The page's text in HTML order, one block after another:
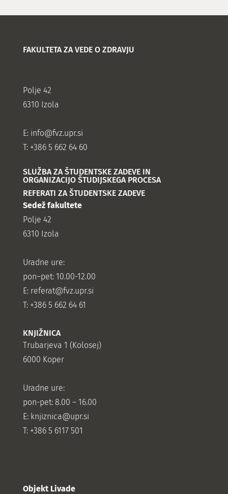
FAKULTETA ZA VEDE O ZDRAVJU
Polje 42
6310 Izola
E: info@fvz.upr.si
T: +386 5 662 64 60
SLUŽBA ZA ŠTUDENTSKE ZADEVE IN
ORGANIZACIJO ŠTUDIJSKEGA PROCESA
REFERATI ZA ŠTUDENTSKE ZADEVE
Sedež fakultete
Polje 42
6310 Izola
Uradne ure:
pon–pet: 10.00-12.00
E: referat@fvz.upr.si
T: +386 5 662 64 61
KNJIŽNICA
Trubarjeva 1 (Kolosej)
6000 Koper
Uradne ure:
pon-pet: 8.00 – 16.00
E: knjiznica@upr.si
T: +386 5 6117 501
Objekt Livade